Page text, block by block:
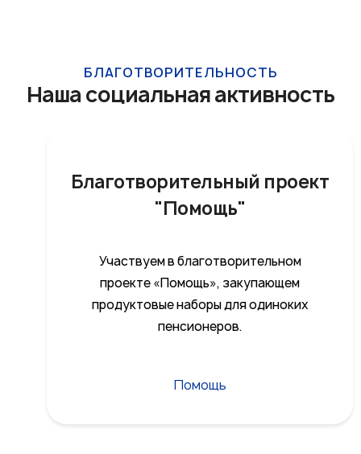
БЛАГОТВОРИТЕЛЬНОСТЬ
Наша социальная активность
Благотворительный проект
"Помощь"
Участвуем в благотворительном
проекте «Помощь», закупающем
продуктовые наборы для одиноких
пенсионеров.
Помощь